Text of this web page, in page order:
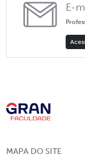
E-
MAPA DO SITE